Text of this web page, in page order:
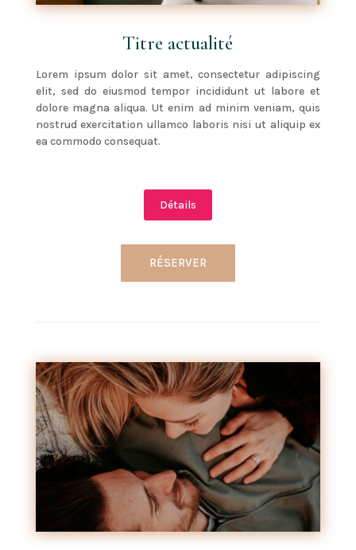
Titre actualité
Lorem ipsum dolor sit amet, consectetur adipiscing
elit, sed do eiusmod tempor incididunt ut labore et
dolore magna aliqua. Ut enim ad minim veniam, quis
nostrud exercitation ullamco laboris nisi ut aliquip ex
ea commodo consequat.
Détails
RÉSERVER